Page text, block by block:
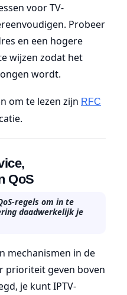
voor TV-
Probeer
en een hogere
wijzen zodat het
wordt.
om te lezen zijn RFC
QoS
regels om in te
daadwerkelijk je
mechanismen in de
prioriteit geven boven
je kunt IPTV-